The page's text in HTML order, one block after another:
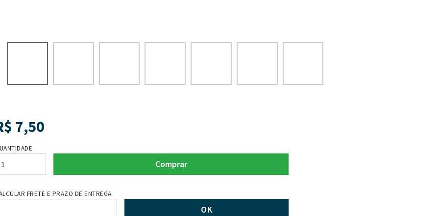
7,50
Comprar
FRETE E PRAZO DE ENTREGA
OK